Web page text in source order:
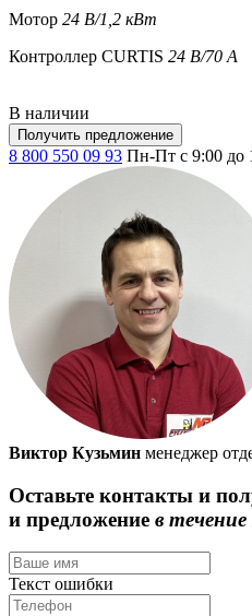
Мотор 24 В/1,2 кВт
Контроллер CURTIS 24 В/70 А
В наличии
Получить предложение
8 800 550 09 93 Пн-Пт с 9:00 до
Виктор Кузьмин менеджер
Оставьте контакты и
и предложение в
Текст ошибки